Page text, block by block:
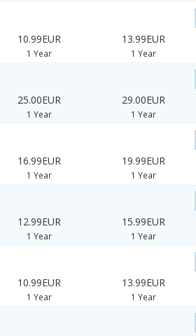
10.99EUR
1 Year
13.99EUR
1 Year
25.00EUR
1 Year
29.00EUR
1 Year
16.99EUR
1 Year
19.99EUR
1 Year
12.99EUR
1 Year
15.99EUR
1 Year
10.99EUR
1 Year
13.99EUR
1 Year